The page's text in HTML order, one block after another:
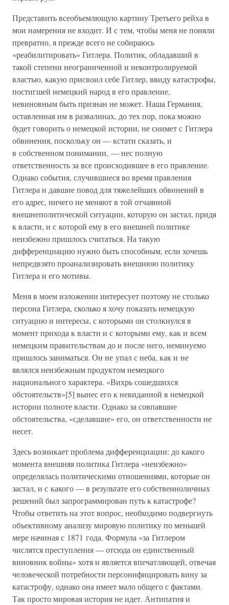
Представить всеобъемлющую картину Третьего рейха в
мои намерения не входит. И с тем, чтобы меня не поняли
превратно, я прежде всего не собираюсь
«реабилитировать» Гитлера. Политик, обладавший в
такой степени неограниченной и неконтролируемой
властью, какую присвоил себе Гитлер, ввиду катастрофы,
постигшей немецкий народ в его правление,
невиновным быть признан не может. Наша Германия,
оставленная им в развалинах, до тех пор, пока можно
будет говорить о немецкой истории, не снимет с Гитлера
обвинения, поскольку он — кстати сказать, и
в собственном понимании, — нес полную
ответственность за все происходившее в его правление.
Однако события, случившиеся во время правления
Гитлера и давшие повод для тяжелейших обвинений в
его адрес, ничего не меняют в той отчаянной
внешнеполитической ситуации, которую он застал, придя
к власти, и с которой ему в его внешней политике
неизбежно пришлось считаться. На такую
дифференциацию нужно быть способным, если хочешь
непредвзято проанализировать внешнюю политику
Гитлера и его мотивы.
Меня в моем изложении интересует поэтому не столько
персона Гитлера, сколько я хочу показать немецкую
ситуацию и интересы, с которыми он столкнулся в
момент прихода к власти и с которыми ему, как и всем
немецким правительствам до и после него, неминуемо
пришлось заниматься. Он не упал с неба, как и не
являлся неизбежным продуктом немецкого
национального характера. «Вихрь сошедшихся
обстоятельств»[5] вынес его к невиданной в немецкой
истории полноте власти. Однако за совпавшие
обстоятельства, «сделавшие» его, он ответственности не
несет.
Здесь возникает проблема дифференциации: до какого
момента внешняя политика Гитлера «неизбежно»
определялась политическими отношениями, которые он
застал, и с какого — в результате его собственноличных
решений был запрограммирован путь к катастрофе?
Чтобы ответить на этот вопрос, необходимо подвергнуть
объективному анализу мировую политику по меньшей
мере начиная с 1871 года. Формула «за Гитлером
числятся преступления — отсюда он единственный
виновник войны» хотя и является впечатляющей, отвечая
человеческой потребности персонифицировать вину за
катастрофу, однако она имеет мало общего с фактами.
Так просто мировая история не идет. Антипатия и